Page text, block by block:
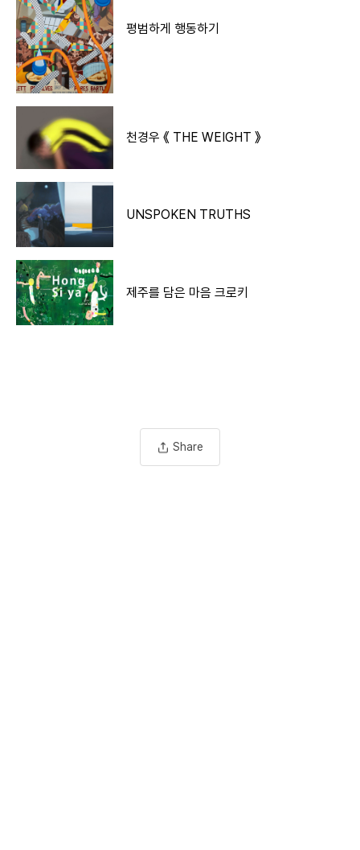
평범하게 행동하기
천경우 《 THE WEIGHT 》
UNSPOKEN TRUTHS
제주를 담은 마음 크로키
Share